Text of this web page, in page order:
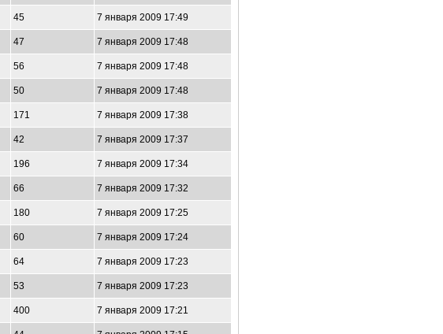
45 7 января 2009 17:49
47 7 января 2009 17:48
56 7 января 2009 17:48
50 7 января 2009 17:48
171 7 января 2009 17:38
42 7 января 2009 17:37
196 7 января 2009 17:34
66 7 января 2009 17:32
180 7 января 2009 17:25
60 7 января 2009 17:24
64 7 января 2009 17:23
53 7 января 2009 17:23
400 7 января 2009 17:21